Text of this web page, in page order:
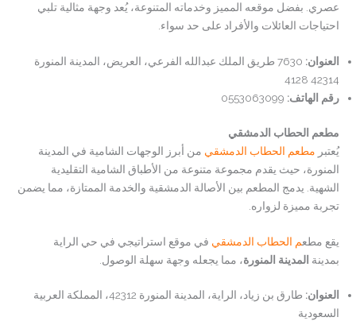
عصري. بفضل موقعه المميز وخدماته المتنوعة، يُعد وجهة مثالية تلبي
احتياجات العائلات والأفراد على حد سواء.
العنوان:
7630 طريق الملك عبدالله الفرعي، العريض، المدينة المنورة
42314 4128
رقم الهاتف:
مطعم الحطاب الدمشقي
يُعتبر مطعم الحطاب الدمشقي من أبرز الوجهات الشامية في المدينة
المنورة، حيث يقدم مجموعة متنوعة من الأطباق الشامية التقليدية
الشهية. يدمج المطعم بين الأصالة الدمشقية والخدمة الممتازة، مما يضمن
تجربة مميزة لزواره.
يقع مطعم الحطاب الدمشقي في موقع استراتيجي في حي الراية
بمدينة المدينة المنورة، مما يجعله وجهة سهلة الوصول.
العنوان:
طارق بن زياد، الراية، المدينة المنورة 42312، المملكة العربية
السعودية